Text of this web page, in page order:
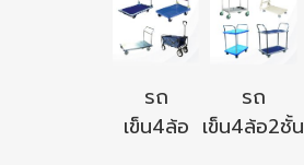
รถ
เข็น4ล้อ
รถ
เข็น4ล้อ2ชั้น